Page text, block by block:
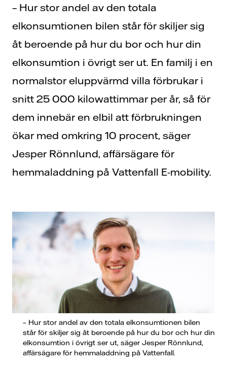
– Hur stor andel av den totala
elkonsumtionen bilen står för skiljer sig
åt beroende på hur du bor och hur din
elkonsumtion i övrigt ser ut. En familj i en
normalstor eluppvärmd villa förbrukar i
snitt 25 000 kilowattimmar per år, så för
dem innebär en elbil att förbrukningen
ökar med omkring 10 procent, säger
Jesper Rönnlund, affärsägare för
hemmaladdning på Vattenfall E-mobility.
– Hur stor andel av den totala elkonsumtionen bilen
står för skiljer sig åt beroende på hur du bor och hur din
elkonsumtion i övrigt ser ut, säger Jesper Rönnlund,
affärsägare för hemmaladdning på Vattenfall.